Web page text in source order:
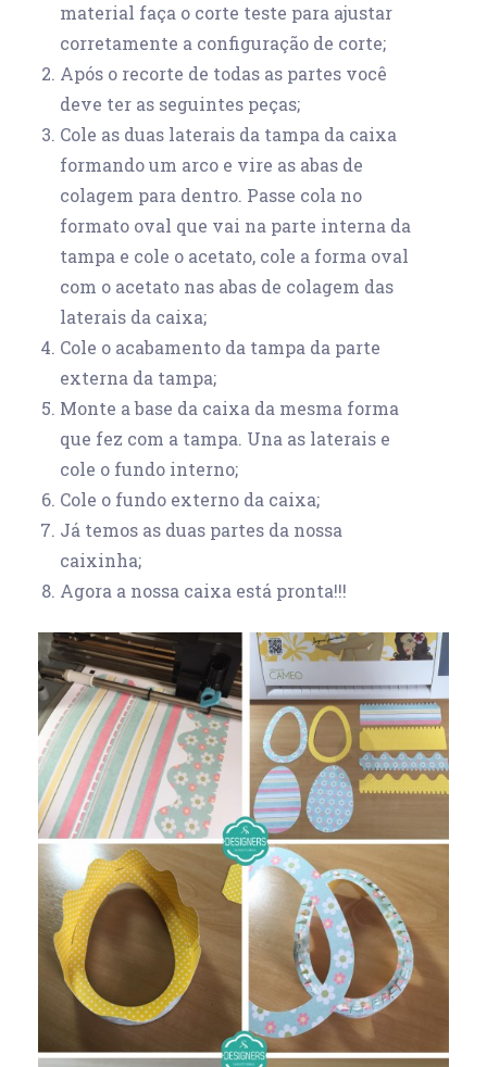
material faça o corte teste para ajustar
corretamente a configuração de corte;
Após o recorte de todas as partes você
deve ter as seguintes peças;
Cole as duas laterais da tampa da caixa
formando um arco e vire as abas de
colagem para dentro. Passe cola no
formato oval que vai na parte interna da
tampa e cole o acetato, cole a forma oval
com o acetato nas abas de colagem das
laterais da caixa;
Cole o acabamento da tampa da parte
externa da tampa;
Monte a base da caixa da mesma forma
que fez com a tampa. Una as laterais e
cole o fundo interno;
Cole o fundo externo da caixa;
Já temos as duas partes da nossa
caixinha;
Agora a nossa caixa está pronta!!!